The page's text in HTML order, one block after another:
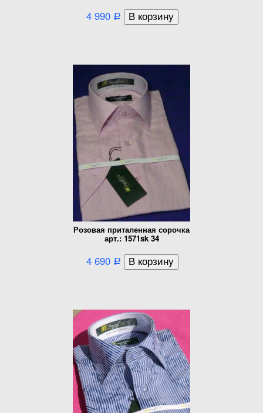
4 990 Р
Розовая приталенная сорочка
арт.: 1571sk 34
4 690 Р